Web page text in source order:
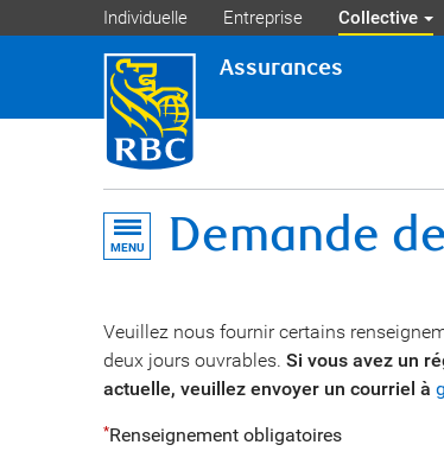
Individuelle Entreprise Collective
Assurances
MENU Demande
Veuillez nous fournir certains
deux jours ouvrables. Si vous avez un
actuelle, veuillez envoyer un courriel à
Renseignement obligatoires